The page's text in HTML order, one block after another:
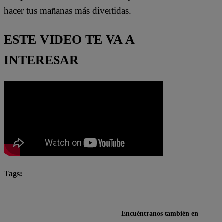
hacer tus mañanas más divertidas.
ESTE VIDEO TE VA A
INTERESAR
Tags:
Encuéntranos también en